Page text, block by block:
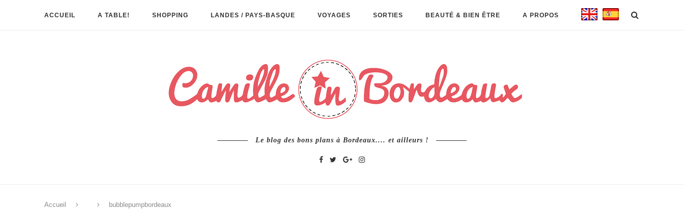
ACCUEIL A TABLE! SHOPPING LANDES / PAYS-BASQUE VOYAGES SORTIES BEAUTÉ & BIEN ÊTRE A PROPOS
Le blog des bons plans à Bordeaux.... et ailleurs !
Accueil bubblepumpbordeaux